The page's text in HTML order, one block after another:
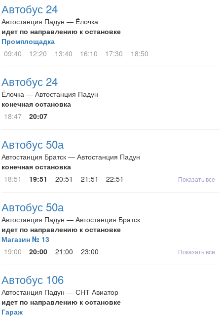
Автобус 24
Автостанция Падун — Ёлочка
идет по направлению к остановке
Промплощадка
09:40
12:20 13:40 16:10 17:30 18:50
Автобус 24
Ёлочка — Автостанция Падун
конечная остановка
18:47
20:07
Автобус 50а
Автостанция Братск — Автостанция Падун
конечная остановка
18:51
19:51 20:51 21:51 22:51 Показать все
Автобус 50а
Автостанция Падун — Автостанция Братск
идет по направлению к остановке
Магазин № 13
19:00
20:00 21:00 23:00 Показать все
Автобус 106
Автостанция Падун — СНТ Авиатор
идет по направлению к остановке
Гараж